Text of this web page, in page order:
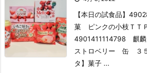
【本日の試食品】
菓 ピンクの小枝ＴＴ
4901411114798 麒
ストロベリー 缶 ３５
タ】 菓子 ...